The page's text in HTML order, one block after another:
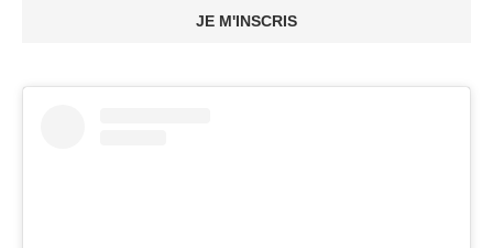
JE M'INSCRIS